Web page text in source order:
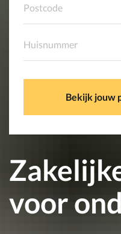
voor
Bekijk jouw